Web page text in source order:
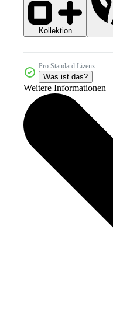
Kollektion
Pro Standard Lizenz
Was ist das?
Weitere Informationen